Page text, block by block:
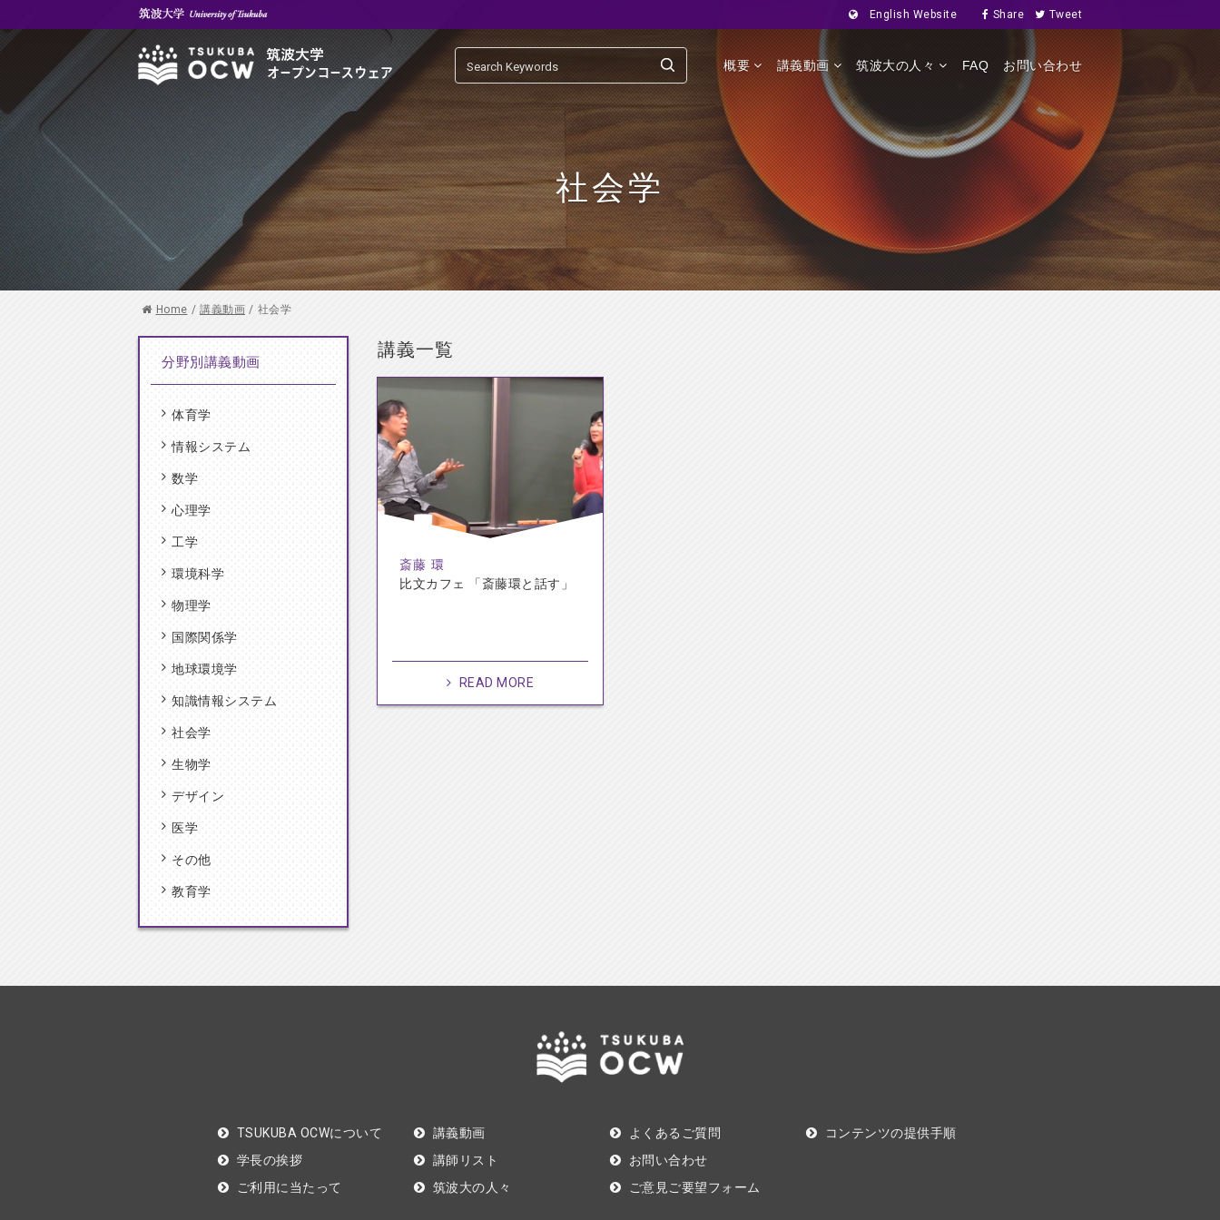
English Website Share Tweet
概要 講義動画 筑波大の人々 FAQ お問い合わせ
社会学
Home / 講義動画 / 社会学
講義一覧
斎藤 環
比文カフェ 「斎藤環と話す」
READ MORE
分野別講義動画
体育学
情報システム
数学
心理学
工学
環境科学
物理学
国際関係学
地球環境学
知識情報システム
社会学
生物学
デザイン
医学
その他
教育学
TSUKUBA OCWについて
学長の挨拶
ご利用に当たって
講義動画
講師リスト
筑波大の人々
よくあるご質問
お問い合わせ
ご意見ご要望フォーム
コンテンツの提供手順